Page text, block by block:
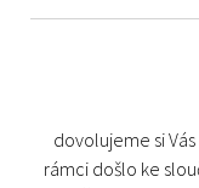
dovolujeme si
rámci došlo ke